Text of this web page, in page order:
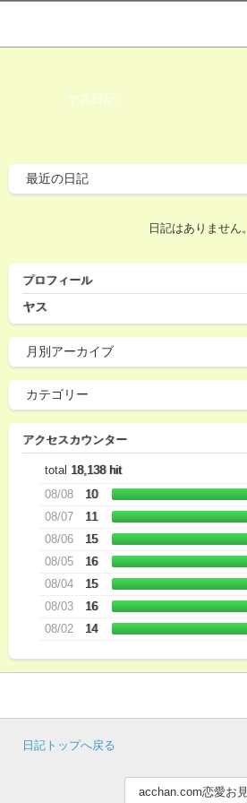
ヤス日記
日記はありません。
プロフィール
ヤス
アクセスカウンター
total 18,138 hit
08/08
10
08/07
11
08/06
15
08/05
16
08/04
15
08/03
16
08/02
14
日記トップへ戻る